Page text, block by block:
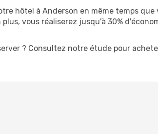
hôtel à Anderson en même temps
vous réaliserez jusqu'à 30%
? Consultez notre étude pour